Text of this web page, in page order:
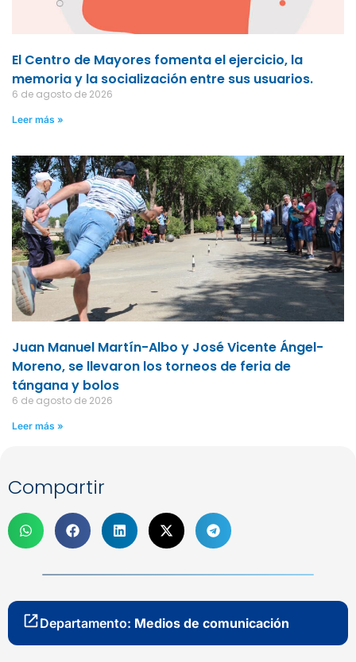
El Centro de Mayores fomenta el ejercicio, la
memoria y la socialización entre sus usuarios.
6 de agosto de 2026
Leer más »
Juan Manuel Martín-Albo y José Vicente Ángel-
Moreno, se llevaron los torneos de feria de
tángana y bolos
6 de agosto de 2026
Leer más »
Compartir
Departamento: Medios de comunicación